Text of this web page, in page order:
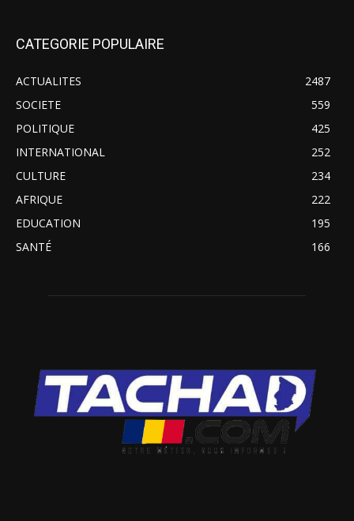
CATEGORIE POPULAIRE
ACTUALITES
2487
SOCIETE
559
POLITIQUE
425
INTERNATIONAL
252
CULTURE
234
AFRIQUE
222
EDUCATION
195
SANTÉ
166